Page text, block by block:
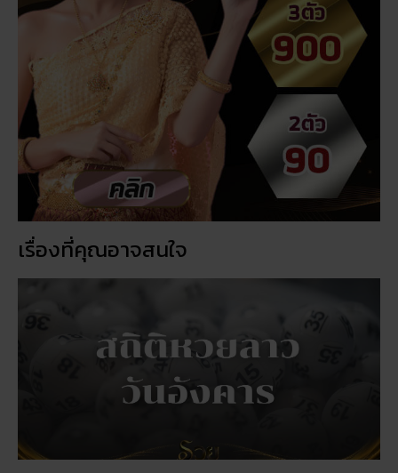
เรื่องที่คุณอาจสนใจ
สถิติหวยลาววันอังคาร วิเคราะห์ตัวเลขมาแรง 3 ตัว 2 ตัว